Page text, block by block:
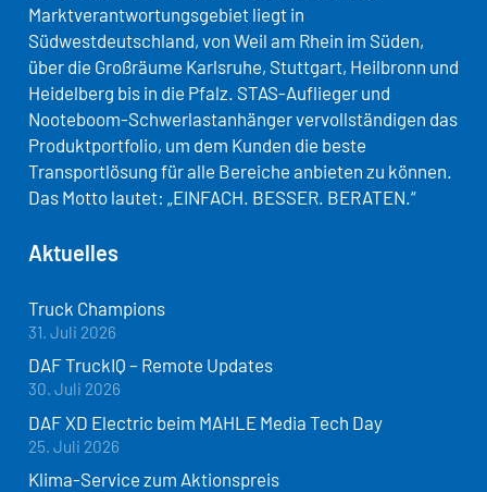
Marktverantwortungsgebiet liegt in
Südwestdeutschland, von Weil am Rhein im Süden,
über die Großräume Karlsruhe, Stuttgart, Heilbronn und
Heidelberg bis in die Pfalz. STAS-Auflieger und
Nooteboom-Schwerlastanhänger vervollständigen das
Produktportfolio, um dem Kunden die beste
Transportlösung für alle Bereiche anbieten zu können.
Das Motto lautet: „EINFACH. BESSER. BERATEN.“
Aktuelles
Truck Champions
31. Juli 2026
DAF TruckIQ – Remote Updates
30. Juli 2026
DAF XD Electric beim MAHLE Media Tech Day
25. Juli 2026
Klima-Service zum Aktionspreis